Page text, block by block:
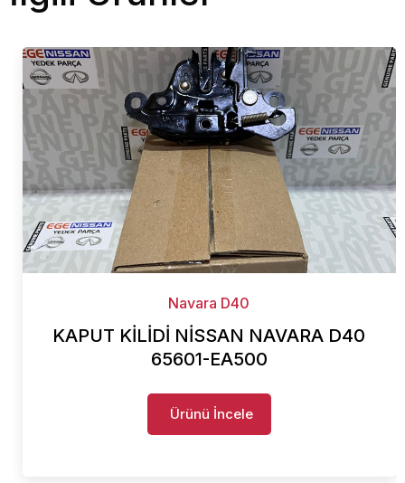
Navara D40
KAPUT KİLİDİ NİSSAN NAVARA D40
65601-EA500
Ürünü İncele